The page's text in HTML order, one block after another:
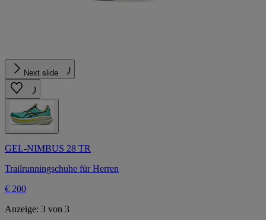
Next slide
GEL-NIMBUS 28 TR
Trailrunningschuhe für Herren
€ 200
Anzeige: 3 von 3